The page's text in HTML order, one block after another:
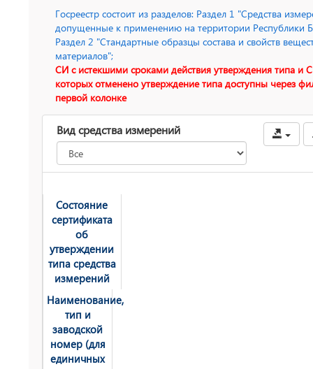
Госреестр состоит из разделов: Раздел 1 "Средства
допущенные к применению на территории Республики
Раздел 2 "Стандартные образцы состава и свойств
материалов";
СИ с истекшими сроками действия утверждения типа и
которых отменено утверждение типа доступны через
первой колонке
Вид средства измерений
Состояние
сертификата
об
утверждении
типа средства
измерений
Наименование,
тип и
заводской
номер (для
единичных